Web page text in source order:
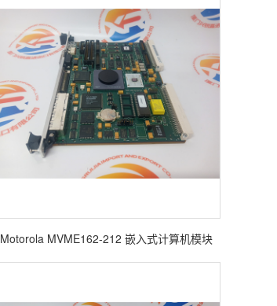
Motorola MVME162-212 嵌入式计算机模块